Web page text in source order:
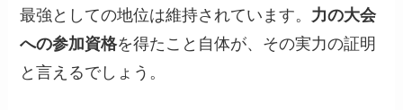
最強としての地位は維持されています。 力の大会
への参加資格を得たこと自体が、その実力の証明
と言えるでしょう。